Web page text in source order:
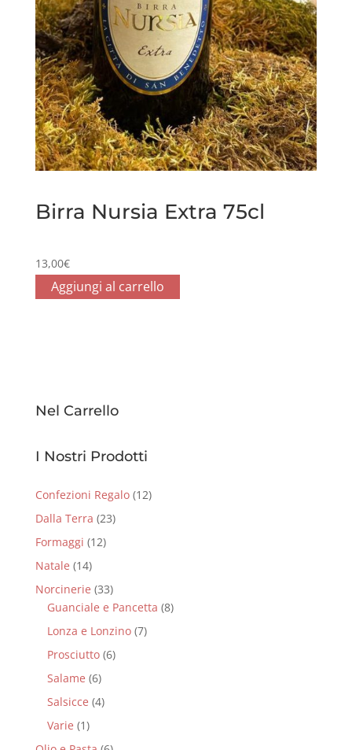
Birra Nursia Extra 75cl
13,00€
Aggiungi al carrello
Nel Carrello
I Nostri Prodotti
Confezioni Regalo (12)
Dalla Terra (23)
Formaggi (12)
Natale (14)
Norcinerie (33)
Guanciale e Pancetta (8)
Lonza e Lonzino (7)
Prosciutto (6)
Salame (6)
Salsicce (4)
Varie (1)